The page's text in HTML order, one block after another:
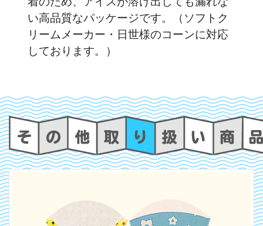
い高品質なパッケージです。（ソフトク
リームメーカー・日世様のコーンに対応
しております。）